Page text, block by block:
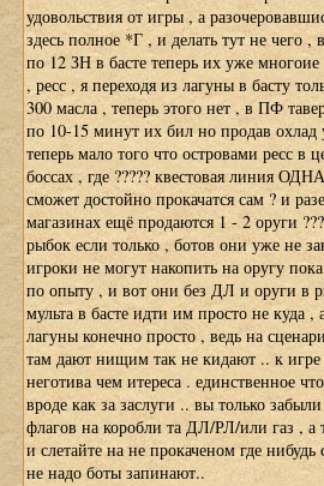
удовольствия от игры , а
здесь полное *Г , и делать тут не чего ,
по 12 ЗН в басте теперь их уже
, ресс , я переходя из лагуны в басту
300 масла , теперь этого нет , в ПФ
по 10-15 минут их бил но продав охлад
теперь мало того что островами ресс в
боссах , где ????? квестовая линия
сможет достойно прокачатся сам ? и
магазинах ещё продаются 1 - 2 оруги
рыбок если только , ботов они уже не
игроки не могут накопить на оругу
по опыту , и вот они без ДЛ и оруги в
мульта в басте идти им просто не куда ,
лагуны конечно просто , ведь на
там дают нищим так не кидают .. к
неготива чем итереса . единственное
вроде как за заслуги .. вы только
флагов на коробли та ДЛ/РЛ/или газ , а
и слетайте на не прокаченом где
не надо боты запинают..